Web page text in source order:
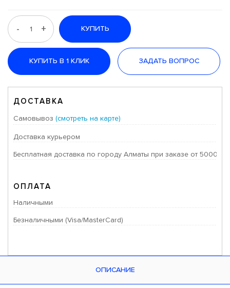
- + КУПИТЬ
КУПИТЬ В 1 КЛИК ЗАДАТЬ ВОПРОС
ДОСТАВКА
Самовывоз (смотреть на карте)
Доставка курьером
Бесплатная доставка по городу Алматы при заказе от 50000
ОПЛАТА
Наличными
Безналичными (Visa/MasterCard)
ОПИСАНИЕ